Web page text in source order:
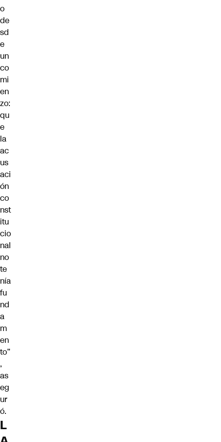
o
de
sd
e
un
co
mi
en
zo:
qu
e
la
ac
us
aci
ón
co
nst
itu
cio
nal
no
te
nía
fu
nd
a
m
en
to”
,
as
eg
ur
ó.
L